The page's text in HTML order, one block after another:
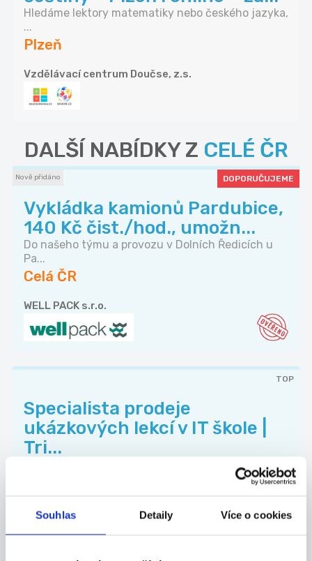
Souhlas Detaily Více o cookies
Hledáme lektory matematiky nebo českého jazyka,
...
Plzeň
Vzdělávací centrum Doučse, z.s.
DALŠÍ NABÍDKY Z CELÉ ČR
Nově přidáno DOPORUČUJEME
Vykládka kamionů Pardubice,
140 Kč čist./hod., umožn...
Do našeho týmu a provozu v Dolních Ředicích u
Pa...
Celá ČR
WELL PACK s.r.o.
TOP
Specialista prodeje
ukázkových lekcí v IT škole |
Tri...
Remote | Částečný úvazek | od 15:00 Rodiče